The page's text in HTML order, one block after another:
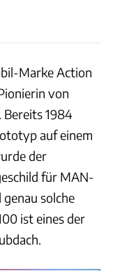
Marke Action
von
Bereits 1984
auf einem
der
für MAN-
solche
ist eines der